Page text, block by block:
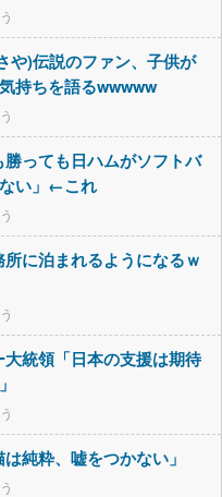
や)伝説のファン、子供が
持ちを語るwwwww
っても日ハムがソフトバ
い」←これ
に泊まれるようになるｗ
大統領「日本の支援は期待
純粋、嘘をつかない」